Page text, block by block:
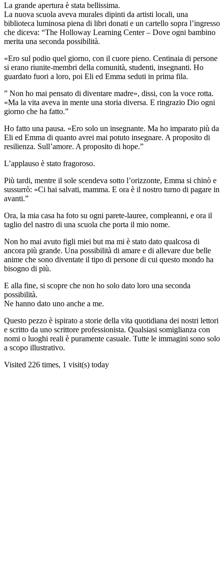
La grande apertura è stata bellissima.
La nuova scuola aveva murales dipinti da artisti locali, una
biblioteca luminosa piena di libri donati e un cartello sopra l’ingresso
che diceva: “The Holloway Learning Center – Dove ogni bambino
merita una seconda possibilità.
«Ero sul podio quel giorno, con il cuore pieno. Centinaia di persone
si erano riunite-membri della comunità, studenti, insegnanti. Ho
guardato fuori a loro, poi Eli ed Emma seduti in prima fila.
” Non ho mai pensato di diventare madre», dissi, con la voce rotta.
«Ma la vita aveva in mente una storia diversa. E ringrazio Dio ogni
giorno che ha fatto.”
Ho fatto una pausa. «Ero solo un insegnante. Ma ho imparato più da
Eli ed Emma di quanto avrei mai potuto insegnare. A proposito di
resilienza. Sull’amore. A proposito di hope.”
L’applauso è stato fragoroso.
Più tardi, mentre il sole scendeva sotto l’orizzonte, Emma si chinò e
sussurrò: «Ci hai salvati, mamma. E ora è il nostro turno di pagare in
avanti.”
Ora, la mia casa ha foto su ogni parete-lauree, compleanni, e ora il
taglio del nastro di una scuola che porta il mio nome.
Non ho mai avuto figli miei but ma mi è stato dato qualcosa di
ancora più grande. Una possibilità di amare e di allevare due belle
anime che sono diventate il tipo di persone di cui questo mondo ha
bisogno di più.
E alla fine, si scopre che non ho solo dato loro una seconda
possibilità.
Ne hanno dato uno anche a me.
Questo pezzo è ispirato a storie della vita quotidiana dei nostri lettori
e scritto da uno scrittore professionista. Qualsiasi somiglianza con
nomi o luoghi reali è puramente casuale. Tutte le immagini sono solo
a scopo illustrativo.
Visited 226 times, 1 visit(s) today